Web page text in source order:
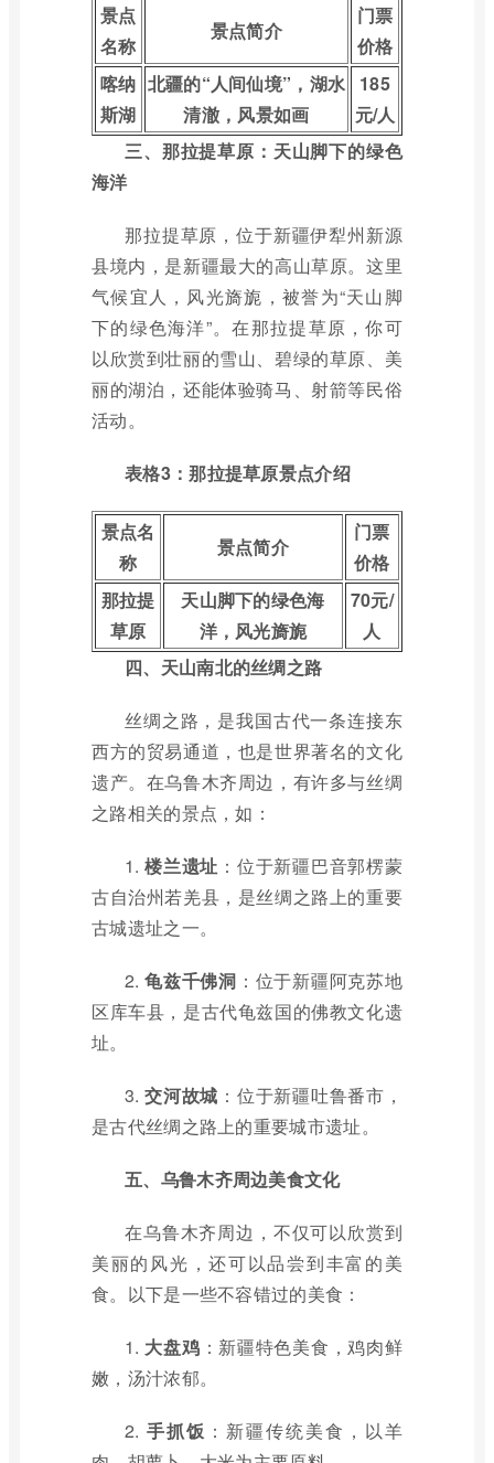
景点
名称
景点简介
门票
价格
喀纳
斯湖
北疆的“人间仙境”，湖水
清澈，风景如画
185
元/人
三、那拉提草原：天山脚下的绿色
海洋
那拉提草原，位于新疆伊犁州新源
县境内，是新疆最大的高山草原。这里
气候宜人，风光旖旎，被誉为“天山脚
下的绿色海洋”。在那拉提草原，你可
以欣赏到壮丽的雪山、碧绿的草原、美
丽的湖泊，还能体验骑马、射箭等民俗
活动。
表格3：那拉提草原景点介绍
景点名
称
景点简介
门票
价格
那拉提
草原
天山脚下的绿色海
洋，风光旖旎
70元/
人
四、天山南北的丝绸之路
丝绸之路，是我国古代一条连接东
西方的贸易通道，也是世界著名的文化
遗产。在乌鲁木齐周边，有许多与丝绸
之路相关的景点，如：
1.楼兰遗址 ：位于新疆巴音郭楞蒙
古自治州若羌县，是丝绸之路上的重要
古城遗址之一。
2.龟兹千佛洞 ：位于新疆阿克苏地
区库车县，是古代龟兹国的佛教文化遗
址。
3.交河故城 ：位于新疆吐鲁番市，
是古代丝绸之路上的重要城市遗址。
五、乌鲁木齐周边美食文化
在乌鲁木齐周边，不仅可以欣赏到
美丽的风光，还可以品尝到丰富的美
食。以下是一些不容错过的美食：
1. 大盘鸡 ：新疆特色美食，鸡肉鲜
嫩，汤汁浓郁。
2. 手抓饭 ：新疆传统美食，以羊